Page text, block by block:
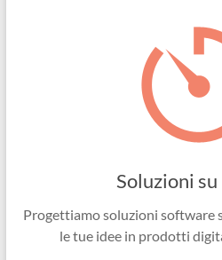
Soluzioni
Progettiamo soluzioni software
le tue idee in prodotti